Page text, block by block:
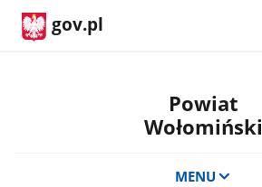
gov.pl
Powiat
Wołomiński
MENU